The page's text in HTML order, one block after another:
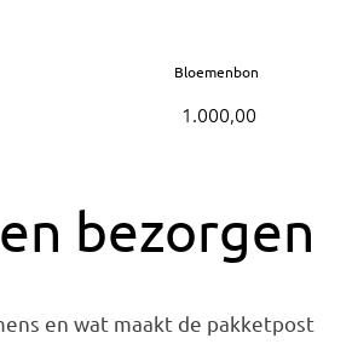
Bloemenbon
1.000,00
bezorgen
en wat maakt de pakketpost